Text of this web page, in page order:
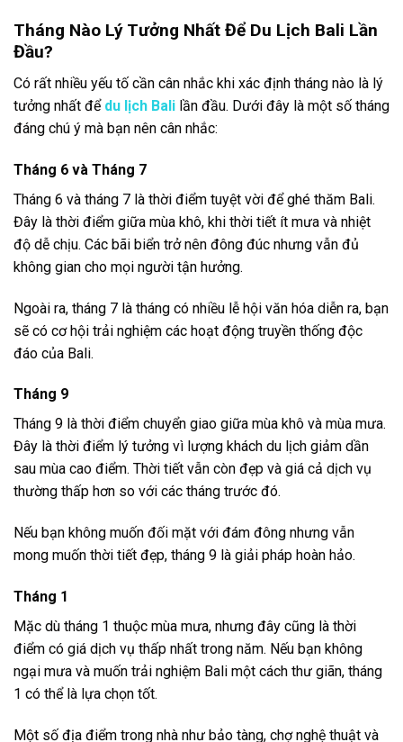
hóa, tham quan các ngôi chùa và thư giãn tại
Chi phí:
Mùa khô: Giá dịch vụ tăng cao do mùa cao
điểm.
Mùa mưa: Giá dịch vụ thường thấp hơn, tìm
kiếm ưu đãi dễ dàng hơn.
Dựa trên các yếu tố trên, nếu bạn muốn có một chuyến đi
đầy hoạt động vui chơi, mùa khô là lựa chọn tốt nhất. Nhưng
nếu bạn muốn tiết kiệm chi phí và không ngại thời tiết, mùa
mưa cũng có nhiều điều thú vị để khám phá.
Tháng Nào Lý Tưởng Nhất Để Du Lịch Bali Lần
Đầu?
Có rất nhiều yếu tố cần cân nhắc khi xác định tháng nào là lý
tưởng nhất đểdu lịch Balilần đầu. Dưới đây là một số tháng
đáng chú ý mà bạn nên cân nhắc:
Tháng 6 và tháng 7 là thời điểm tuyệt vời để ghé thăm Bali.
Đây là thời điểm giữa mùa khô, khi thời tiết ít mưa và nhiệt
không gian cho mọi người tận hưởng.
Ngoài ra, tháng 7 là tháng có nhiều lễ hội văn hóa diễn ra, bạn
sẽ có cơ hội trải nghiệm các hoạt động truyền thống độc
đáo của Bali.
Tháng 9